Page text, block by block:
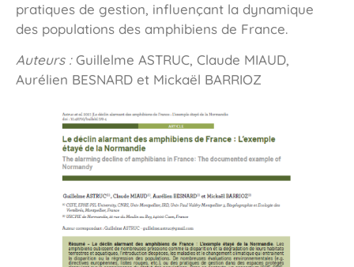
pratiques de gestion, influençant la dynamique
des populations des amphibiens de France.
Auteurs :Guillelme ASTRUC, Claude MIAUD,
Aurélien BESNARD et Mickaël BARRIOZ